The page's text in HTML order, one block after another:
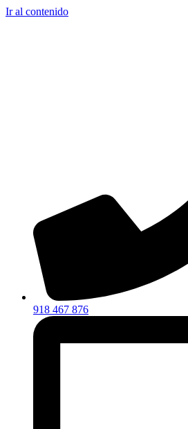
Ir al contenido
918 467 876